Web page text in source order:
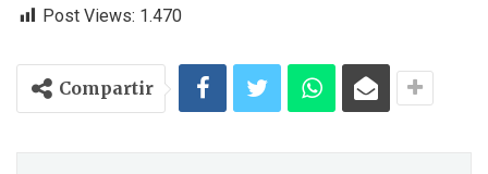
Post Views: 1.470
Compartir